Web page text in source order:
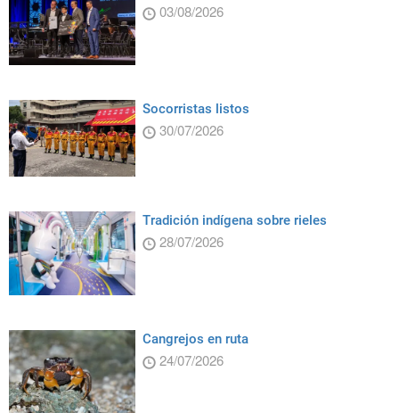
03/08/2026
Socorristas listos
30/07/2026
Tradición indígena sobre rieles
28/07/2026
Cangrejos en ruta
24/07/2026